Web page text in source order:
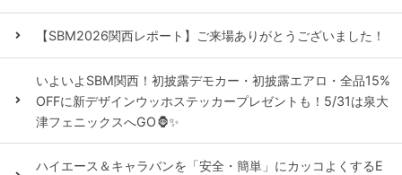
【SBM2026関西レポート】ご来場ありがとうございました！
いよいよSBM関西！初披露デモカー・初披露エアロ・全品15%
OFFに新デザインウッホステッカープレゼントも！5/31は泉大
津フェニックスへGO🦍✨
ハイエース＆キャラバンを「安全・簡単」にカッコよくするE